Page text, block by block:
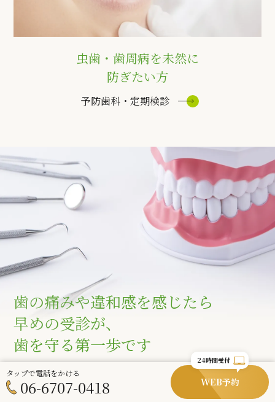
虫歯・歯周病を未然に
防ぎたい方
予防歯科・定期検診
歯の痛みや違和感を感じたら
早めの受診が、
歯を守る第一歩です
歯の痛みや違和感は、早めに対応することで負担を軽くするこ
とができます。
「このくらいで受診してもいいのかな」と迷われている段階で
タップで電話をかける
06-6707-0418
24時間受付
WEB予約